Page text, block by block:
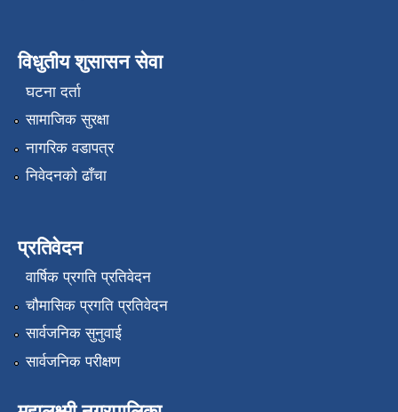
विधुतीय शुसासन सेवा
घटना दर्ता
सामाजिक सुरक्षा
नागरिक वडापत्र
निवेदनको ढाँचा
प्रतिवेदन
वार्षिक प्रगति प्रतिवेदन
चौमासिक प्रगति प्रतिवेदन
सार्वजनिक सुनुवाई
सार्वजनिक परीक्षण